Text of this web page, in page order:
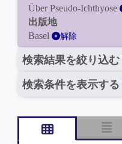
Über Pseudo-Ichthyose
出版地
Basel
解除
検索結果を絞り込む
検索条件を表示する